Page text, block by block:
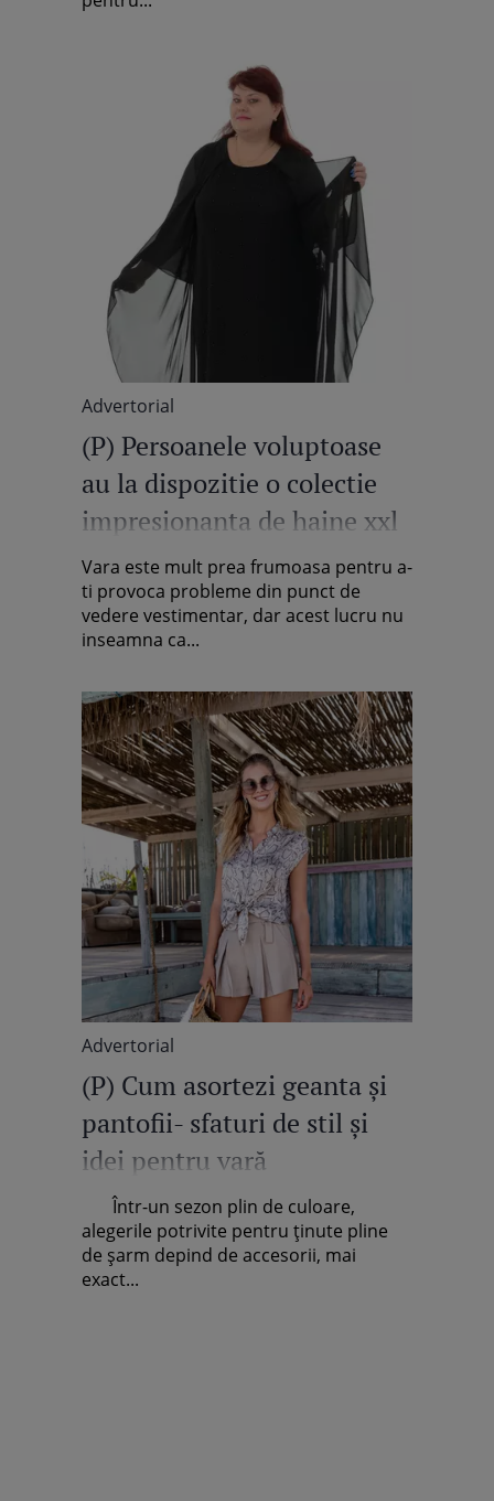
Advertorial
(P) Persoanele voluptoase
au la dispozitie o colectie
impresionanta de haine xxl
pentru vara
Vara este mult prea frumoasa pentru a-
ti provoca probleme din punct de
vedere vestimentar, dar acest lucru nu
inseamna ca...
Advertorial
(P) Cum asortezi geanta și
pantofii- sfaturi de stil și
idei pentru vară
Într-un sezon plin de culoare,
alegerile potrivite pentru ținute pline
de șarm depind de accesorii, mai
exact...